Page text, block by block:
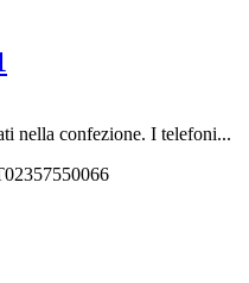
nella confezione. I telefoni...